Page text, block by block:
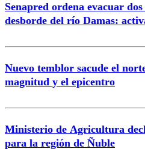
Correo
Senapred ordena evacuar
desborde del río Damas:
Nuevo temblor sacude el
magnitud y el epicentro
Ministerio de Agricultura
para la región de Ñuble